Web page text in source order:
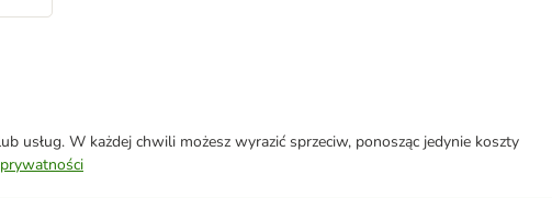
W każdej chwili możesz wyrazić sprzeciw, ponosząc jedynie koszty